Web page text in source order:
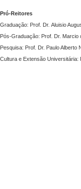
Pró-Reitores
Graduação: Prof. Dr. Aluisio
Pós-Graduação: Prof. Dr. Marcio
Pesquisa: Prof. Dr. Paulo Alberto
Cultura e Extensão Universitária: